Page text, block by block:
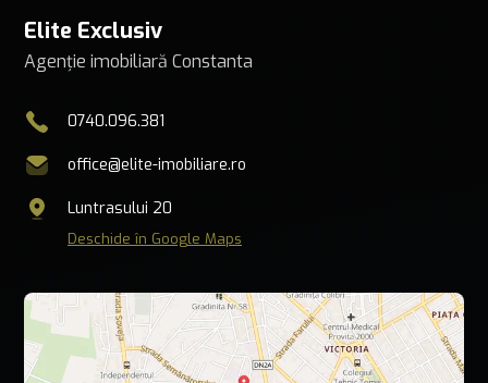
Elite Exclusiv
Agenție imobiliară Constanta
0740.096.381
office@elite-imobiliare.ro
Luntrasului 20
Deschide în Google Maps